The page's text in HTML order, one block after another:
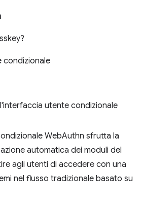
condizionale
utente condizionale
WebAuthn sfrutta la
automatica dei moduli del
agli utenti di accedere con una
nel flusso tradizionale basato su